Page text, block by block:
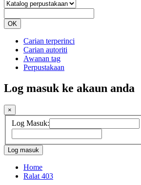
OK
Carian terperinci
Carian autoriti
Awanan tag
Perpustakaan
Log masuk ke akaun anda
×
Log Masuk:
Home
Ralat 403